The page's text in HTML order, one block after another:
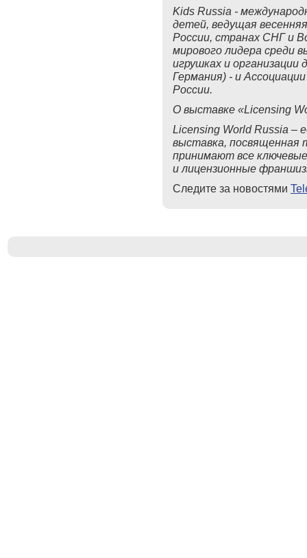
Kids Russia -
детей, ведущая
России, странах СНГ и
мирового лидера среди
игрушках и организации
Германия) - и
России.
О выставке «Licensing
Licensing World Russia –
выставка, посвященная
принимают все
и лицензионные
Следите за новостями